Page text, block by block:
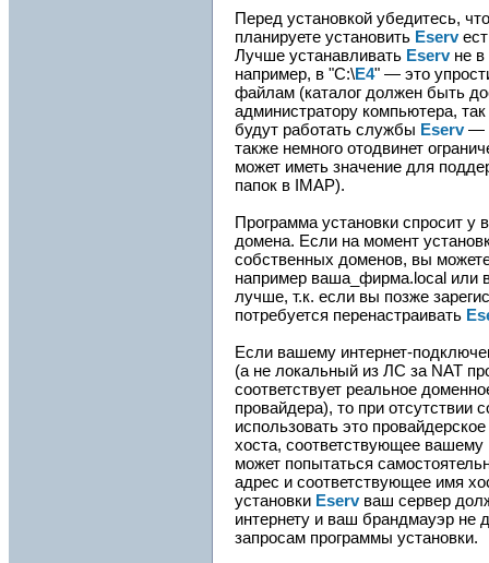
Перед установкой убедитесь,
планируете установить Eserv
Лучше устанавливать Eservне в
например, в "C:\E4" — это
файлам (каталог должен быть
администратору компьютера,
будут работать службы Eserv—
также немного отодвинет
может иметь значение для
папок в IMAP).
Программа установки спросит у
домена. Если на момент
собственных доменов, вы
например ваша_фирма.local или
лучше, т.к. если вы позже
потребуется перенастраивать
Если вашему интернет-
(а не локальный из ЛС за NAT
соответствует реальное
провайдера), то при отсутствии
использовать это
хоста, соответствующее
может попытаться
адрес и соответствующее имя
установки Eservваш сервер
интернету и ваш брандмауэр не
запросам программы установки.